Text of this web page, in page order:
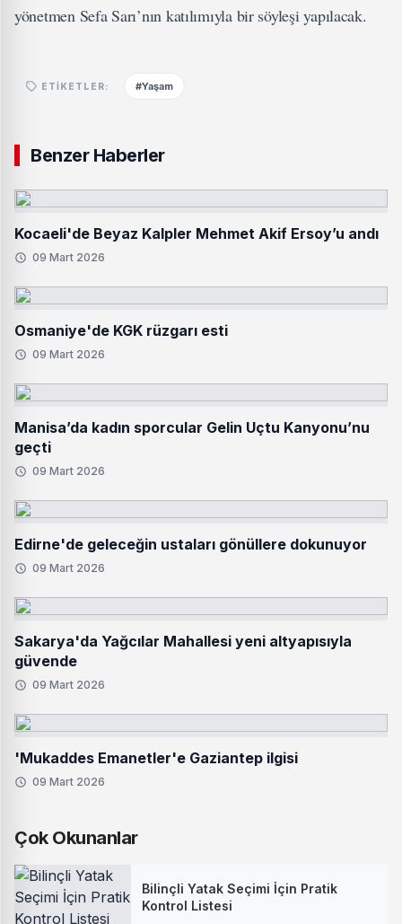
yönetmen Sefa Sarı’nın katılımıyla bir söyleşi yapılacak.
ETIKETLER: #Yaşam
Benzer Haberler
Kocaeli'de Beyaz Kalpler Mehmet Akif Ersoy’u andı
09 Mart 2026
Osmaniye'de KGK rüzgarı esti
09 Mart 2026
Manisa’da kadın sporcular Gelin Uçtu Kanyonu’nu
geçti
09 Mart 2026
Edirne'de geleceğin ustaları gönüllere dokunuyor
09 Mart 2026
Sakarya'da Yağcılar Mahallesi yeni altyapısıyla
güvende
09 Mart 2026
'Mukaddes Emanetler'e Gaziantep ilgisi
09 Mart 2026
Çok Okunanlar
Bilinçli Yatak Seçimi İçin Pratik
Kontrol Listesi